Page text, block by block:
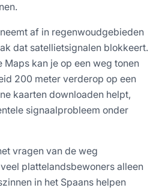
af in regenwoudgebieden
dat satellietsignalen blokkeert.
Maps kan je op een weg tonen
200 meter verderop op een
kaarten downloaden helpt,
signaalprobleem onder
vragen van de weg
plattelandsbewoners alleen
in het Spaans helpen